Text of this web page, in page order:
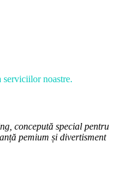
serviciilor noastre.
concepută special pentru
pemium și divertisment